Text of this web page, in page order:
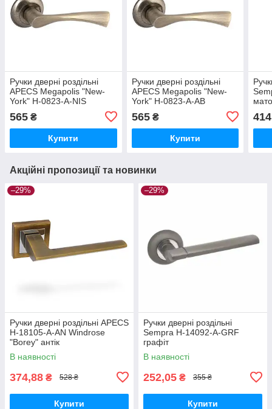
Ручки дверні роздільні
APECS Megapolis "New-
York" H-0823-A-NIS
565 ₴
Купити
Ручки дверні роздільні
APECS Megapolis "New-
York" H-0823-A-AB
565₴
Купити
414
Акційні пропозиції та новинки
–29%
Ручки дверні роздільні APECS
H-18105-A-AN Windrose
"Borey" антік
В наявності
374,88 ₴ 528 ₴
Купити
–29%
Ручки дверні роздільні
Sempra H-14092-A-GRF
графіт
В наявності
252,05 ₴ 355 ₴
Купити